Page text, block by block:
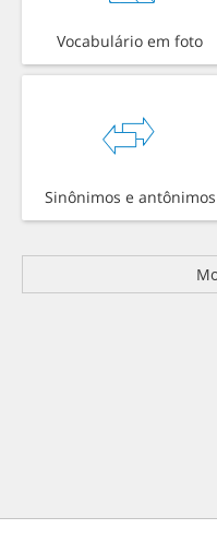
Vocabulário em foto
Sinônimos e antônimos